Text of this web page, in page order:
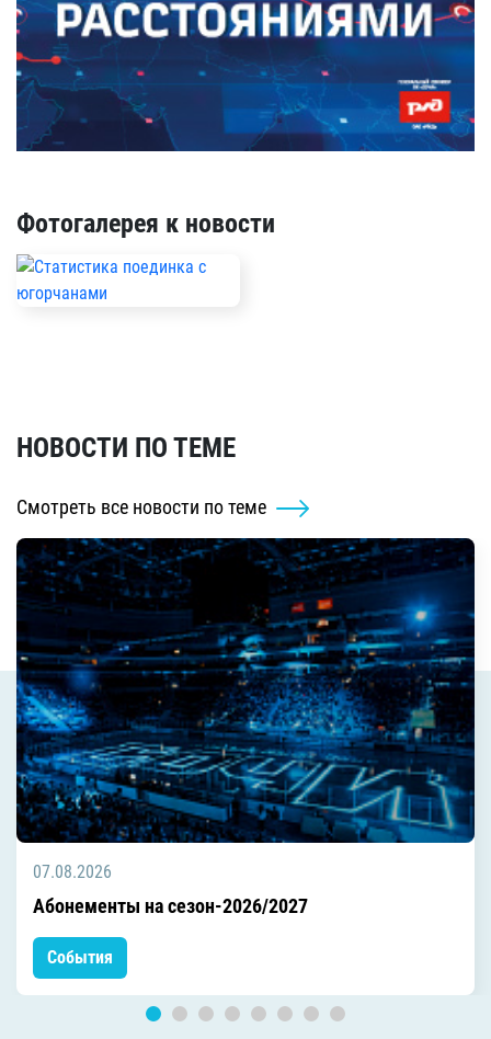
Фотогалерея к новости
НОВОСТИ ПО ТЕМЕ
Смотреть все новости по теме
07.08.2026
Абонементы на сезон-2026/2027
События